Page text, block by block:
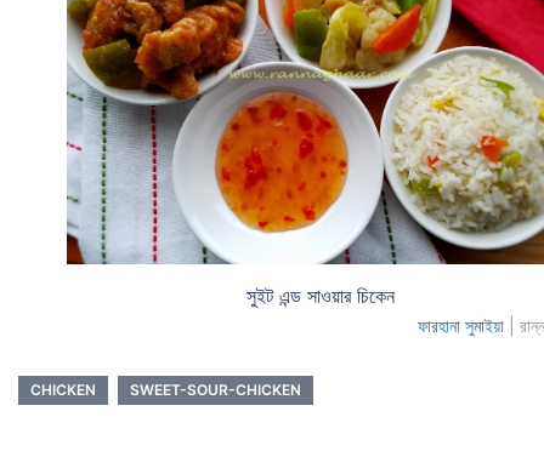
সুইট এন্ড সাওয়ার চিকেন
ফারহানা সুমাইয়া |
CHICKEN SWEET-SOUR-CHICKEN